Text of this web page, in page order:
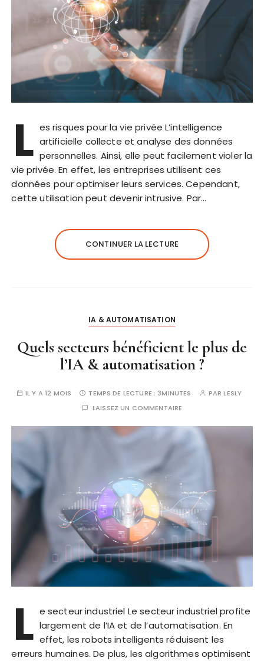
L es risques pour la vie privée L’intelligence
artificielle collecte et analyse des données
personnelles. Ainsi, elle peut facilement violer la
vie privée. En effet, les entreprises utilisent ces
données pour optimiser leurs services. Cependant,
cette utilisation peut devenir intrusive. Par…
CONTINUER LA LECTURE
IA & AUTOMATISATION
Quels secteurs bénéficient le plus de
l’IA & automatisation ?
IL Y A 12 MOIS TEMPS DE LECTURE : 3MINUTES PARLESLY
LAISSEZ UN COMMENTAIRE
L e secteur industriel Le secteur industriel profite
largement de l’IA et de l’automatisation. En
effet, les robots intelligents réduisent les
erreurs humaines. De plus, les algorithmes optimisent